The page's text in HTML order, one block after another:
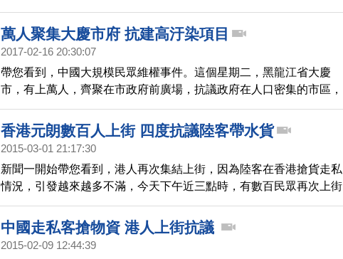
要求港府取消一簽多行。現場警民再次發生衝突，警員揮動警棍，還
施放了胡椒噴霧，並逮捕多名示威民眾。
萬人聚集大慶市府 抗建高汙染項目
2017-02-16 20:30:07
帶您看到，中國大規模民眾維權事件。這個星期二，黑龍江省大慶
市，有上萬人，齊聚在市政府前廣場，抗議政府在人口密集的市區，
引進高汙染項目，當地政府，則是調動大批警力戒備。馬上來關心。
香港元朗數百人上街 四度抗議陸客帶水貨
2015-03-01 21:17:30
新聞一開始帶您看到，港人再次集結上街，因為陸客在香港搶貨走私
情況，引發越來越多不滿，今天下午近三點時，有數百民眾再次上街
抗議，警方再度祭出胡椒噴霧，新唐人大紀元官網也直播實況，一直
到晚間，民眾都還不願離去，透過我們的畫面看到，在晚間衝突中，
有民眾被警方壓制在地上，人群重重包圍表示不滿，這次遊行一開
中國走私客搶物資 港人上街抗議
2015-02-09 12:44:39